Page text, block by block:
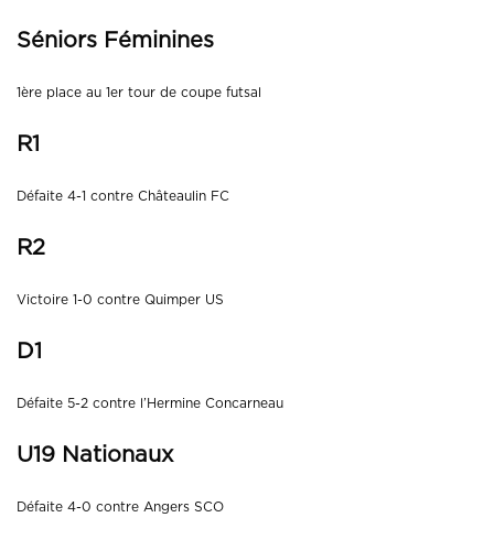
Séniors Féminines
1ère place au 1er tour de coupe futsal
R1
Défaite 4-1 contre Châteaulin FC
R2
Victoire 1-0 contre Quimper US
D1
Défaite 5-2 contre l’Hermine Concarneau
U19 Nationaux
Défaite 4-0 contre Angers SCO